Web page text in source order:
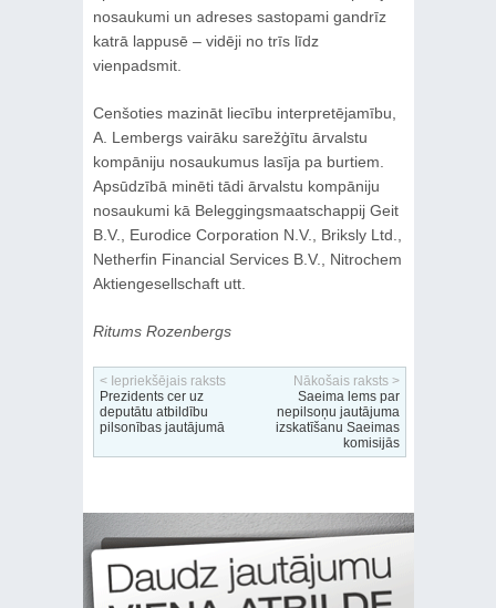
nosaukumi un adreses sastopami gandrīz
katrā lappusē – vidēji no trīs līdz
vienpadsmit.
Cenšoties mazināt liecību interpretējamību,
A. Lembergs vairāku sarežģītu ārvalstu
kompāniju nosaukumus lasīja pa burtiem.
Apsūdzībā minēti tādi ārvalstu kompāniju
nosaukumi kā Beleggingsmaatschappij Geit
B.V., Eurodice Corporation N.V., Briksly Ltd.,
Netherfin Financial Services B.V., Nitrochem
Aktiengesellschaft utt.
Ritums Rozenbergs
< Iepriekšējais raksts
Prezidents cer uz
deputātu atbildību
pilsonības jautājumā
Nākošais raksts >
Saeima lems par
nepilsoņu jautājuma
izskatīšanu Saeimas
komisijās